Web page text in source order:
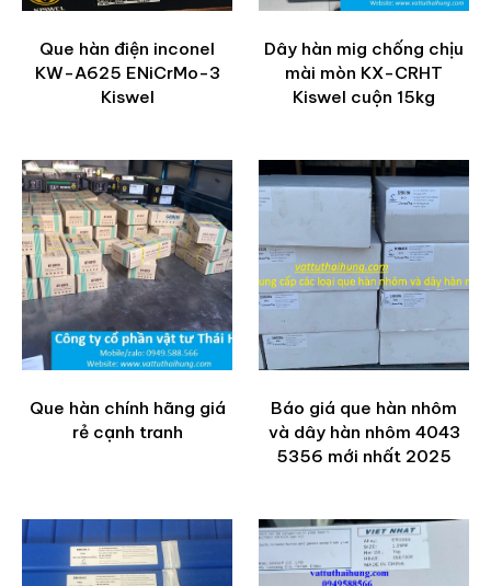
Que hàn điện inconel
KW-A625 ENiCrMo-3
Kiswel
Dây hàn mig chống chịu
mài mòn KX-CRHT
Kiswel cuộn 15kg
Que hàn chính hãng giá
rẻ cạnh tranh
Báo giá que hàn nhôm
và dây hàn nhôm 4043
5356 mới nhất 2025